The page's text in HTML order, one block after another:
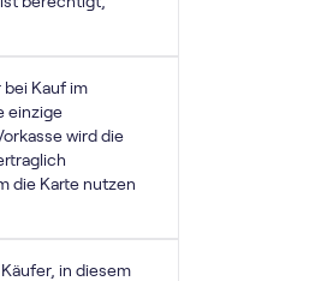
Kauf im
einzige
wird die
die Karte nutzen
in diesem